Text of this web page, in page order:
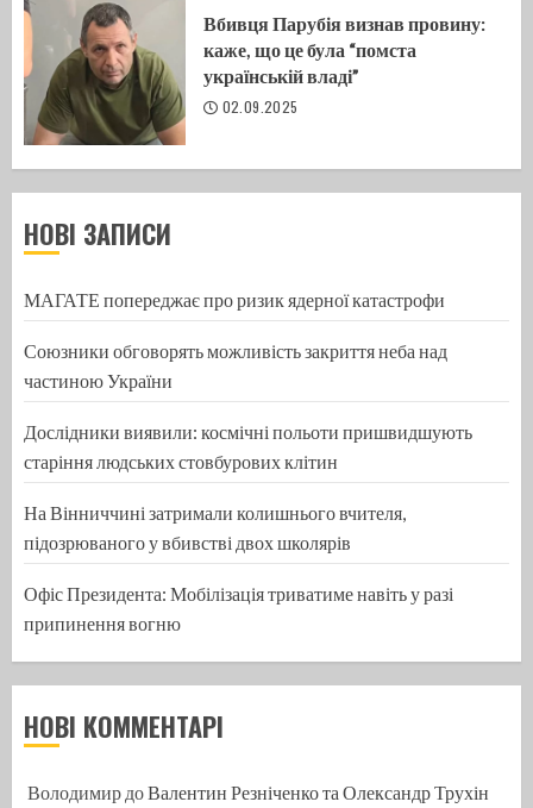
Вбивця Парубія визнав провину:
каже, що це була “помста
українській владі”
02.09.2025
НОВІ ЗАПИСИ
МАГАТЕ попереджає про ризик ядерної катастрофи
Союзники обговорять можливість закриття неба над
частиною України
Дослідники виявили: космічні польоти пришвидшують
старіння людських стовбурових клітин
На Вінниччині затримали колишнього вчителя,
підозрюваного у вбивстві двох школярів
Офіс Президента: Мобілізація триватиме навіть у разі
припинення вогню
НОВІ КОММЕНТАРІ
Володимир доВалентин Резніченко та Олександр Трухін